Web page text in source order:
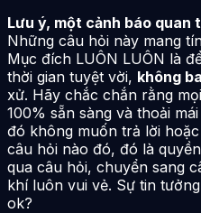
Lưu ý, một cảnh báo
Những câu hỏi này mang
Mục đích LUÔN LUÔN là
thời gian tuyệt vời, không
xử. Hãy chắc chắn rằng
100% sẵn sàng và thoải
đó không muốn trả lời
câu hỏi nào đó, đó là
qua câu hỏi, chuyển sang
khí luôn vui vẻ. Sự tin
ok?